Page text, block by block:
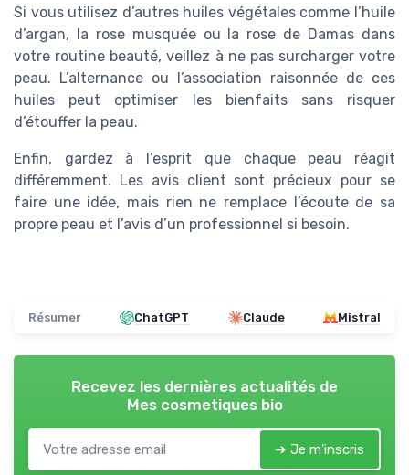
Si vous utilisez d’autres huiles végétales comme l’huile
d’argan, la rose musquée ou la rose de Damas dans
votre routine beauté, veillez à ne pas surcharger votre
peau. L’alternance ou l’association raisonnée de ces
huiles peut optimiser les bienfaits sans risquer
d’étouffer la peau.
Enfin, gardez à l’esprit que chaque peau réagit
différemment. Les avis client sont précieux pour se
faire une idée, mais rien ne remplace l’écoute de sa
propre peau et l’avis d’un professionnel si besoin.
Résumer ChatGPT Claude Mistral
Recevez les dernières actualités de
Mes cosmetiques bio
➔ Je m'inscris